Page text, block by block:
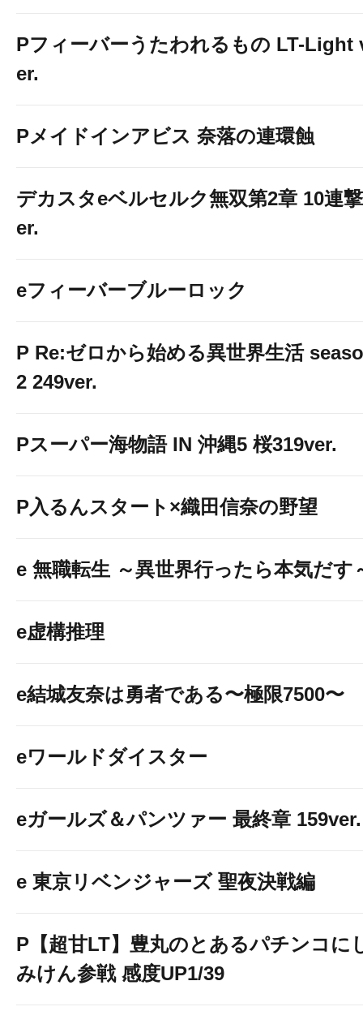
Pフィーバーうたわれるもの LT-Light
er.
Pメイドインアビス 奈落の連環蝕
デカスタeベルセルク無双第2章 10連
er.
eフィーバーブルーロック
P Re:ゼロから始める異世界生活
2 249ver.
Pスーパー海物語 IN 沖縄5 桜319ver.
P入るんスタート×織田信奈の野望
e 無職転生 ～異世界行ったら本気だす
e虚構推理
e結城友奈は勇者である〜極限7500〜
eワールドダイスター
eガールズ＆パンツァー 最終章 159ver.
e 東京リベンジャーズ 聖夜決戦編
P【超甘LT】豊丸のとあるパチンコに
みけん参戦 感度UP1/39